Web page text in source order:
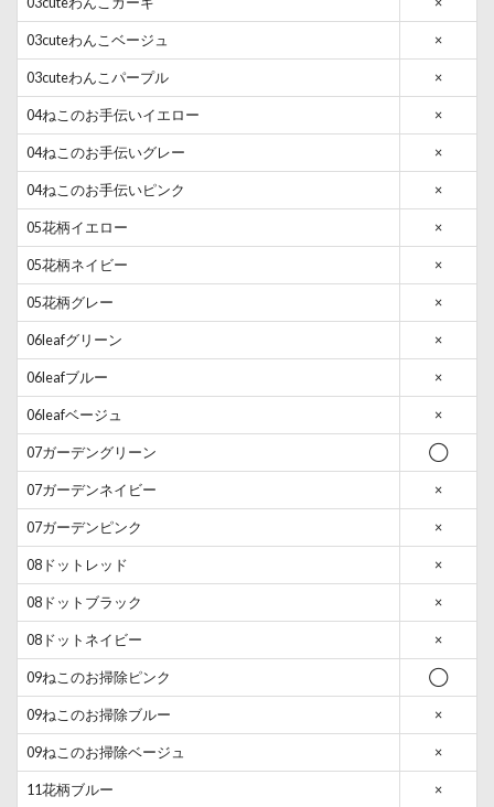
03cuteわんこベージュ ×
03cuteわんこパープル ×
04ねこのお手伝いイエロー ×
04ねこのお手伝いグレー ×
04ねこのお手伝いピンク ×
05花柄イエロー ×
05花柄ネイビー ×
05花柄グレー ×
06leafグリーン ×
06leafブルー ×
06leafベージュ ×
07ガーデングリーン ◯
07ガーデンネイビー ×
07ガーデンピンク ×
08ドットレッド ×
08ドットブラック ×
08ドットネイビー ×
09ねこのお掃除ピンク ◯
09ねこのお掃除ブルー ×
09ねこのお掃除ベージュ ×
11花柄ブルー ×